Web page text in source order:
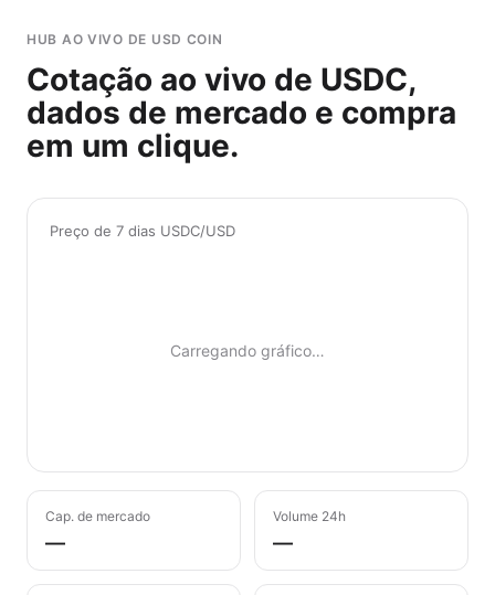
HUB AO VIVO DE USD COIN
Cotação ao vivo de USDC,
dados de mercado e compra
em um clique.
Preço de 7 dias USDC/USD
Carregando gráfico…
Cap. de mercado
—
Volume 24h
—